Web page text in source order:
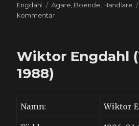
Engdahl
Etiketter
Ägare, Boende, Handlare
kommentartill
(1909-
Wiktor Engdahl
1988)
Namn: Wiktor